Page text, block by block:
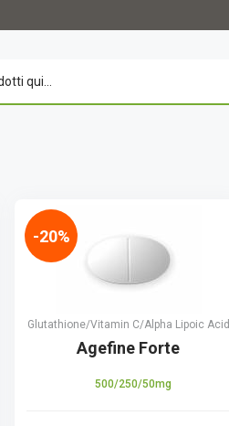
Glutathione/Vitamin C/Alpha Lipoic Acid
Agefine Forte
500/250/50mg
-20%